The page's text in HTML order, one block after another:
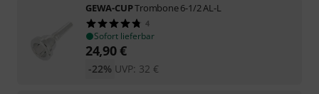
GEWA-CUPTrombone 6-1/2 AL-L
4
Sofort lieferbar
24,90€
UVP: 32 €
-22%